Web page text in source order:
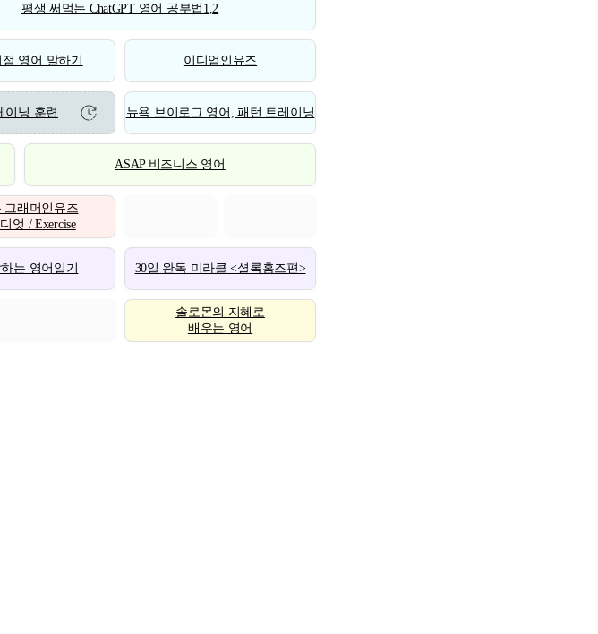
평생 써먹는 ChatGPT 영어 공부법1,2
영어 말하기 이디엄인유즈
이닝 훈련 뉴욕 브이로그 영어, 패턴 트레이닝
ASAP 비즈니스 영어
그래머인유즈
엇 / Exercise
는 영어일기 30일 완독 미라클 <셜록홈즈편>
솔로몬의 지혜로
배우는 영어